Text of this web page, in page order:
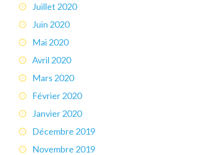
Juillet 2020
Juin 2020
Mai 2020
Avril 2020
Mars 2020
Février 2020
Janvier 2020
Décembre 2019
Novembre 2019